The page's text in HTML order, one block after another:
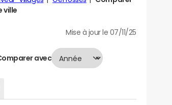
ville
Mise à jour le 07/11/25
avec